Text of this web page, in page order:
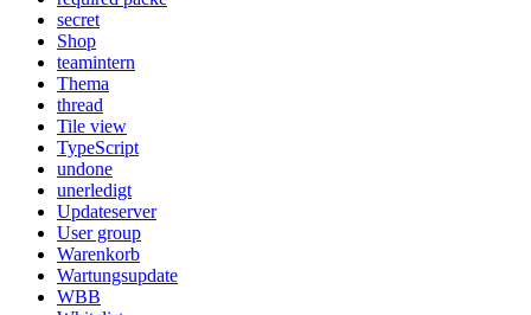
secret
Shop
teamintern
Thema
thread
Tile view
TypeScript
undone
unerledigt
Updateserver
User group
Warenkorb
Wartungsupdate
WBB